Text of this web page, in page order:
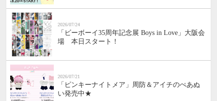
2026/07/24
「ビーボーイ35周年記念展 Boys in Love」大阪会
場 本日スタート！
2026/07/21
「ピンキーナイトメア」周防＆アイチのぺあぬ
い発売中★